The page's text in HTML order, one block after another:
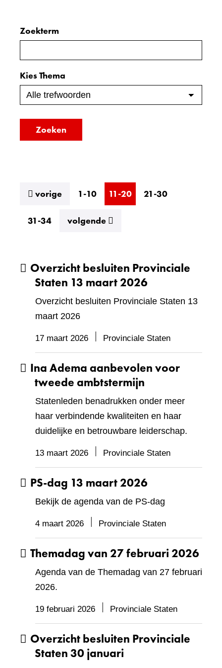
Zoeken
de
index
Zoeken
de
index
Zoekterm
Kies Thema
Zoeken
vorigeresultaten
1-10 11-20 21-30
31-34 volgenderesultaten
Overzicht besluiten Provinciale
Staten 13 maart 2026
Overzicht besluiten Provinciale Staten 13
maart 2026
17 maart 2026 Provinciale Staten
Ina Adema aanbevolen voor
tweede ambtstermijn
Statenleden benadrukken onder meer
haar verbindende kwaliteiten en haar
duidelijke en betrouwbare leiderschap.
13 maart 2026 Provinciale Staten
PS-dag 13 maart 2026
Bekijk de agenda van de PS-dag
4 maart 2026 Provinciale Staten
Themadag van 27 februari 2026
Agenda van de Themadag van 27 februari
2026.
19 februari 2026 Provinciale Staten
Overzicht besluiten Provinciale
Staten 30 januari